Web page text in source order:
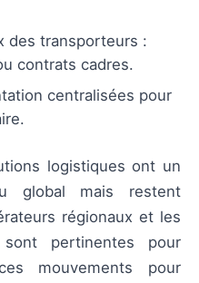
des transporteurs :
contrats cadres.
centralisées pour
logistiques ont un
global mais restent
régionaux et les
pertinentes pour
mouvements pour